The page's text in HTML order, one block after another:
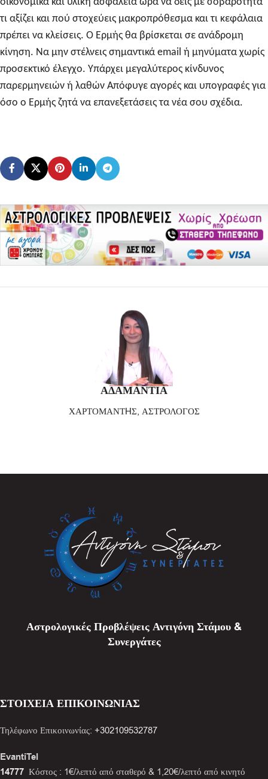
τι αξίζει και πού στοχεύεις μακροπρόθεσμα και τι κεφάλαια
πρέπει να κλείσεις. Ο Ερμής θα βρίσκεται σε ανάδρομη
κίνηση. Να μην στέλνεις σημαντικά email ή μηνύματα χωρίς
προσεκτικό έλεγχο. Υπάρχει μεγαλύτερος κίνδυνος
παρερμηνειών ή λαθών Απόφυγε αγορές και υπογραφές για
όσο ο Ερμής ζητά να επανεξετάσεις τα νέα σου σχέδια.
ΑΔΑΜΑΝΤΙΑ
ΧΑΡΤΟΜΑΝΤHΣ, ΑΣΤΡΟΛΟΓΟΣ
Αστρολογικές Προβλέψεις Αντιγόνη Στάμου &
Συνεργάτες
ΣΤΟΙΧΕΙΑ ΕΠΙΚΟΙΝΩΝΙΑΣ
Τηλέφωνο Επικοινωνίας: +302109532787
EvantiTel
14777 Κόστος : 1€/λεπτό από σταθερό & 1,20€/λεπτό από κινητό